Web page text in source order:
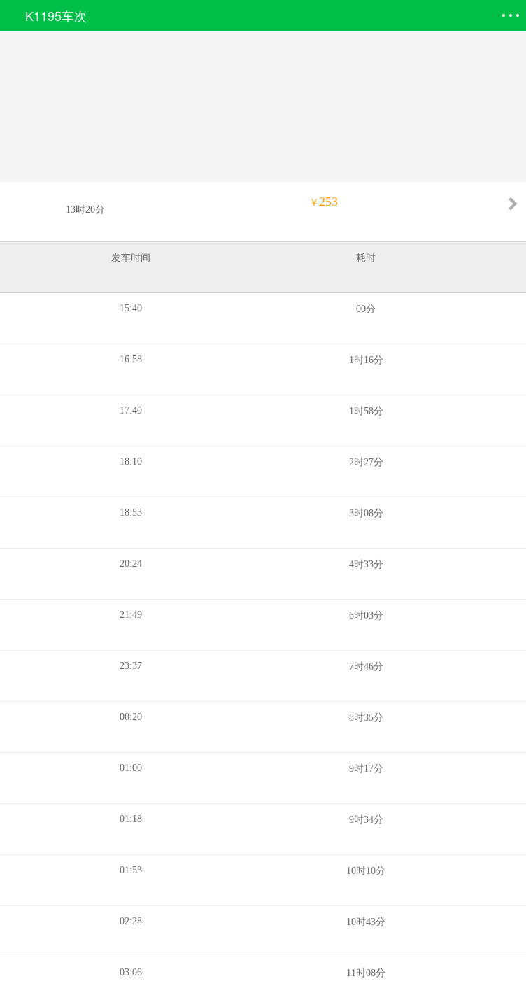
K1195车次
13时20分
￥253
发车时间 耗时
15:40 00分
16:58 1时16分
17:40 1时58分
18:10 2时27分
18:53 3时08分
20:24 4时33分
21:49 6时03分
23:37 7时46分
00:20 8时35分
01:00 9时17分
01:18 9时34分
01:53 10时10分
02:28 10时43分
03:06 11时08分